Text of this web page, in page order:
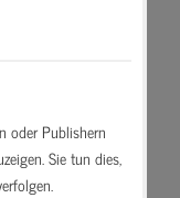
oder Publishern
Sie tun dies,
Belastung.